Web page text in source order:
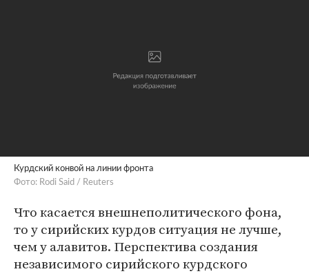
Курдский конвой на линии фронта
Фото: Rodi Said / Reuters
Что касается внешнеполитического фона,
то у сирийских курдов ситуация не лучше,
чем у алавитов. Перспектива создания
независимого сирийского курдского